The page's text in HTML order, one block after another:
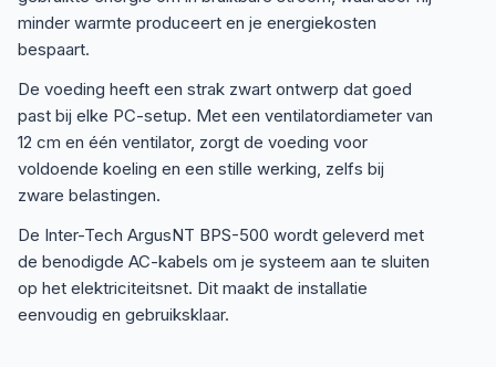
minder warmte produceert en je energiekosten
bespaart.
De voeding heeft een strak zwart ontwerp dat goed
past bij elke PC-setup. Met een ventilatordiameter van
12 cm en één ventilator, zorgt de voeding voor
voldoende koeling en een stille werking, zelfs bij
zware belastingen.
De Inter-Tech ArgusNT BPS-500 wordt geleverd met
de benodigde AC-kabels om je systeem aan te sluiten
op het elektriciteitsnet. Dit maakt de installatie
eenvoudig en gebruiksklaar.